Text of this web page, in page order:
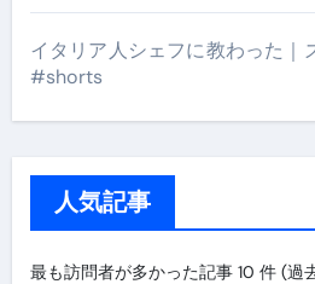
イタリア人シェフに教わった｜
#shorts
人気記事
最も訪問者が多かった記事 10 件 (過